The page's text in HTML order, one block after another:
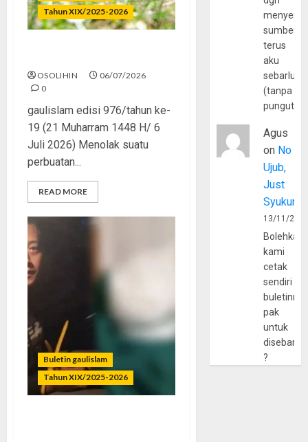
Tahun XIX/2025-2026
OSOLIHIN
06/07/2026
0
gaulislam edisi 976/tahun ke-
19 (21 Muharram 1448 H/ 6
Juli 2026) Menolak suatu
perbuatan...
READ MORE
Buletin gaulislam
Tahun XIX/2025-2026
sumber
terus
aku
(tanpa
Agus
on No
Ujub,
Just
Syukur
13/11/
Bolehkah
kami
cetak
sendiri
pak
untuk
?